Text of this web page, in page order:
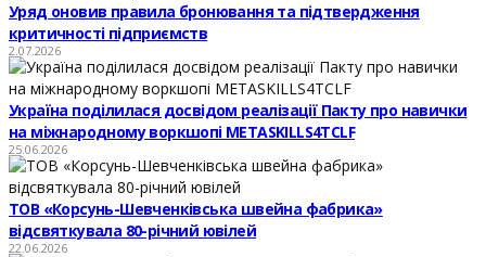
Уряд оновив правила бронювання та підтвердження
критичності підприємств
2.07.2026
Україна поділилася досвідом реалізації Пакту про навички
на міжнародному воркшопі METASKILLS4TCLF
25.06.2026
ТОВ «Корсунь-Шевченківська швейна фабрика»
відсвяткувала 80-річний ювілей
22.06.2026